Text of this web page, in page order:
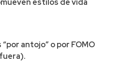
estilos de vida
antojo” o por FOMO